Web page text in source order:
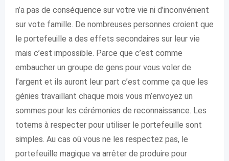
n’a pas de conséquence sur votre vie ni d’inconvénient
sur vote famille. De nombreuses personnes croient que
le portefeuille a des effets secondaires sur leur vie
mais c’est impossible. Parce que c’est comme
embaucher un groupe de gens pour vous voler de
l’argent et ils auront leur part c’est comme ça que les
génies travaillant chaque mois vous m’envoyez un
sommes pour les cérémonies de reconnaissance. Les
totems à respecter pour utiliser le portefeuille sont
simples. Au cas où vous ne les respectez pas, le
portefeuille magique va arrêter de produire pour